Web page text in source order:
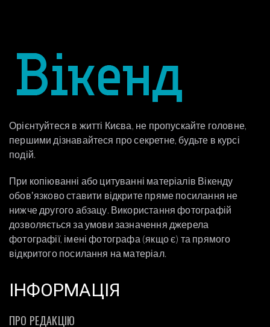
Орієнтуйтеся в житті Києва, не пропускайте головне,
першими дізнавайтеся про секретне, будьте в курсі
подій.
При копіюванні або цитуванні матеріалів Вікенду
обовʼязково ставити відкрите пряме посилання не
нижче другого абзацу. Використання фотографій
дозволяється за умови зазначення джерела
фотографії, імені фотографа (якщо є) та прямого
відкритого посилання на матеріал.
ІНФОРМАЦІЯ
ПРО РЕДАКЦІЮ